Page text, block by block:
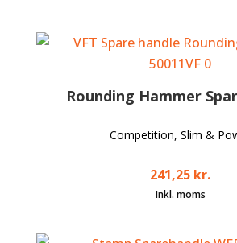
Rounding Hammer
Competition, Slim &
241,25 kr.